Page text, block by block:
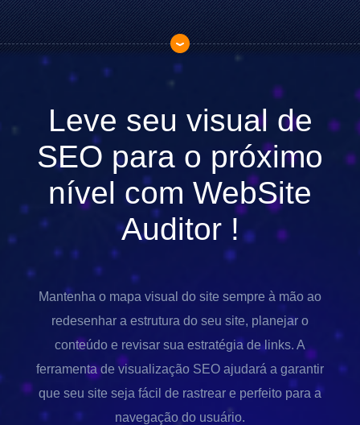
Leve seu visual de
SEO para o próximo
nível com WebSite
Auditor!
Mantenha o mapa visual do site sempre à mão ao
redesenhar a estrutura do seu site, planejar o
conteúdo e revisar sua estratégia de links. A
ferramenta de visualização SEO ajudará a garantir
que seu site seja fácil de rastrear e perfeito para a
navegação do usuário.